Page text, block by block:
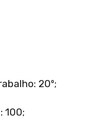
20º;
100;